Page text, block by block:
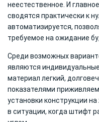
неестественное. И
сводятся практически к
автоматизируется,
требуемое на ожидание
Среди возможных
являются
материал легкий,
показателями
установки конструкции
в ситуации, когда штифт